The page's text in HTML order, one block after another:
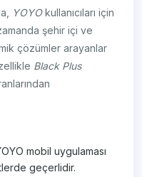
YOYOkullanıcıları için
şehir içi ve
çözümler arayanlar
Black Plus
mobil uygulaması
geçerlidir.